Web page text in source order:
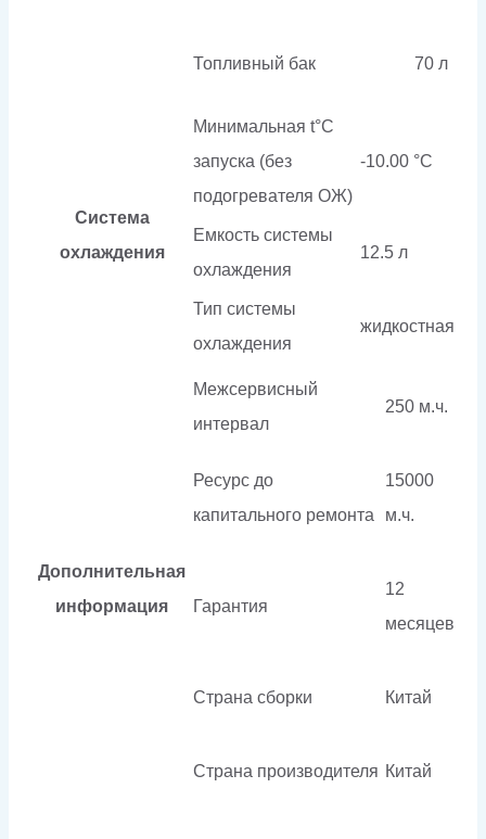
Топливный бак 70 л
Система
охлаждения
Минимальная t°С
запуска (без
подогревателя ОЖ)
-10.00 °С
Емкость системы
охлаждения
12.5 л
Тип системы
охлаждения
жидкостная
Дополнительная
информация
Межсервисный
интервал
250 м.ч.
Ресурс до
капитального ремонта
15000
м.ч.
Гарантия
12
месяцев
Страна сборки Китай
Страна производителя Китай